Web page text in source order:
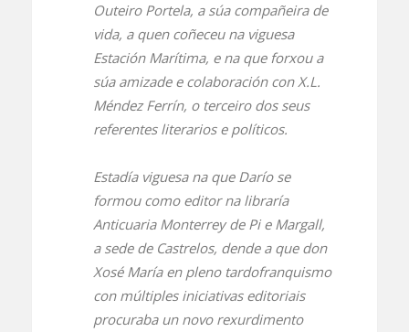
Outeiro Portela, a súa compañeira de
vida, a quen coñeceu na viguesa
Estación Marítima, e na que forxou a
súa amizade e colaboración con X.L.
Méndez Ferrín, o terceiro dos seus
referentes literarios e políticos.
Estadía viguesa na que Darío se
formou como editor na libraría
Anticuaria Monterrey de Pi e Margall,
a sede de Castrelos, dende a que don
Xosé María en pleno tardofranquismo
con múltiples iniciativas editoriais
procuraba un novo rexurdimento